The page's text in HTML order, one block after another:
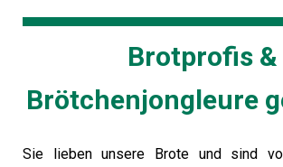
Brotprofis &
Brötchenjongleure
Sie lieben unsere Brote und sind